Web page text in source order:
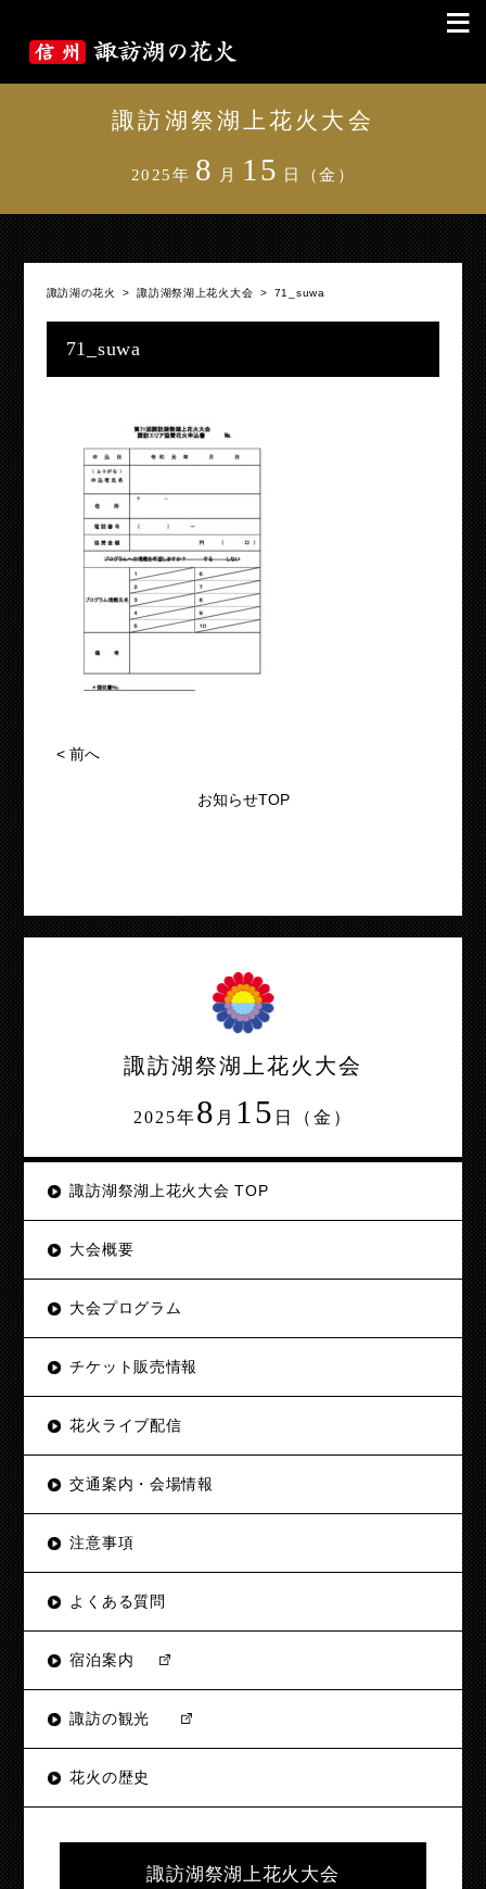
≡
諏訪湖祭湖上花火大会
2025年 8 月 15 日（金）
諏訪湖の花火 >諏訪湖祭湖上花火大会 > 71_suwa
71_suwa
<前へ
お知らせTOP
諏訪湖祭湖上花火大会
2025年8 月 15 日（金）
諏訪湖祭湖上花火大会 TOP
大会概要
大会プログラム
チケット販売情報
花火ライブ配信
交通案内・会場情報
注意事項
よくある質問
宿泊案内
諏訪の観光
花火の歴史
諏訪湖祭湖上花火大会